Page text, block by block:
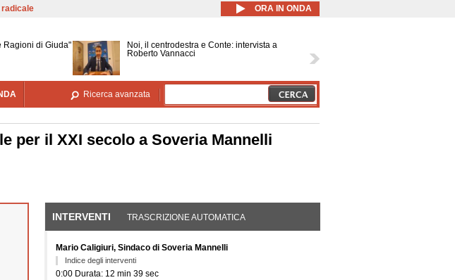
al contenuto principale ORA IN ONDA
Ragioni di Giuda"
Noi, il centrodestra e Conte: intervista a
Roberto Vannacci
Ricerca avanzata
per il XXI secolo a Soveria Mannelli
INTERVENTI (SCHEDA ATTIVA)
TRASCRIZIONE AUTOMATICA
Mario Caligiuri, Sindaco di Soveria Mannelli
Indice degli interventi
0:00 Durata: 12 min 39 sec